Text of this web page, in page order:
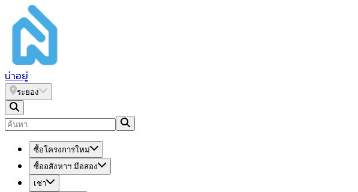
น่าอยู่
ระยอง
ซื้อโครงการใหม่
ซื้ออสังหาฯ มือสอง
เช่า